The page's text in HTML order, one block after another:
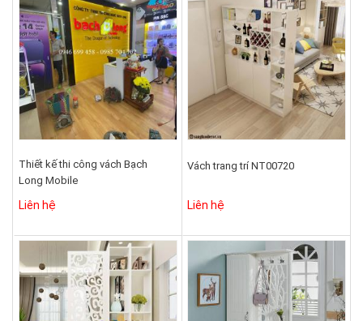
Thiết kế thi công vách Bạch
Long Mobile
Liên hệ
Vách trang trí NT00720
Liên hệ